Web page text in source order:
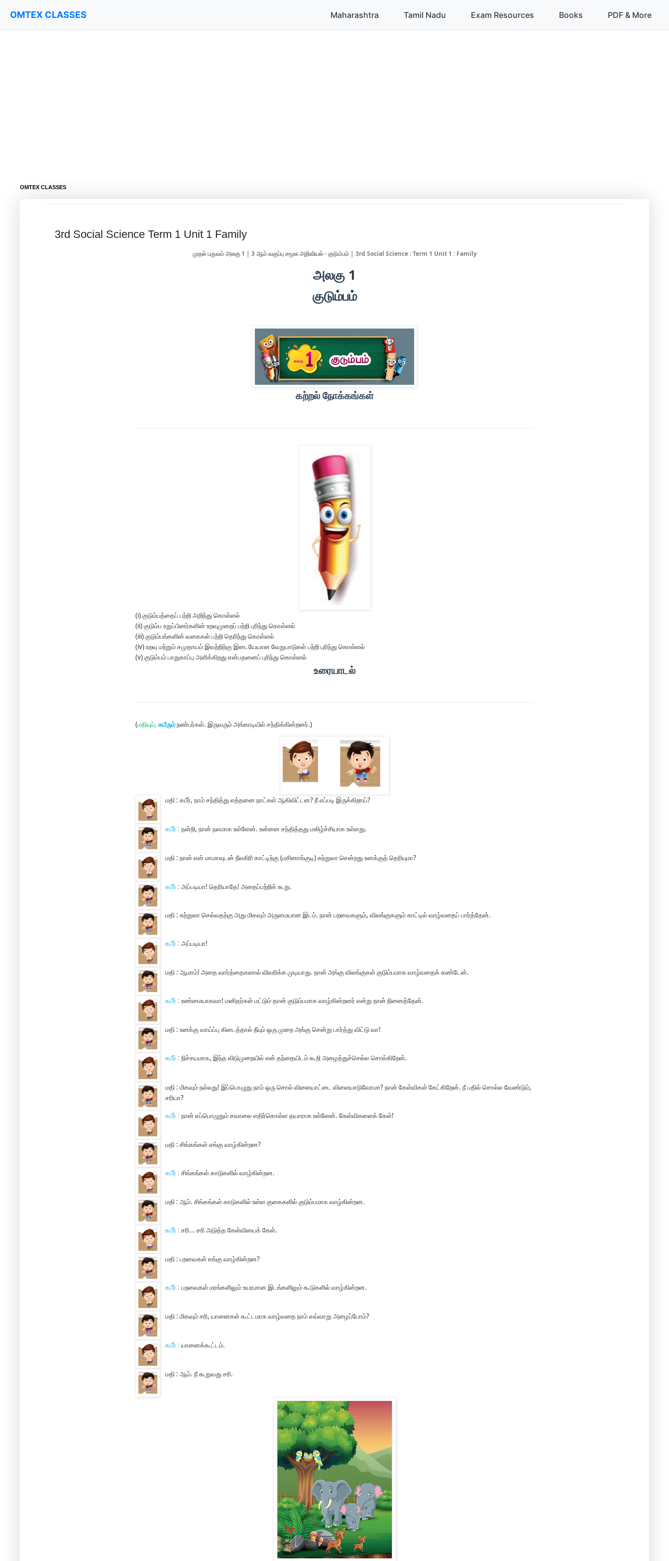
OMTEX CLASSES
OMTEX CLASSES Maharashtra Tamil Nadu Exam Resources Books PDF & More
3rd Social Science Term 1 Unit 1 Family
முதல் பருவம் அலகு 1 | 3 ஆம் வகுப்பு சமூக அறிவியல் - குடும்பம் | 3rd Social Science : Term 1 Unit 1 : Family
அலகு 1
குடும்பம்
கற்றல் நோக்கங்கள்
(i)குடும்பத்தைப் பற்றி அறிந்து கொள்ளல்
(ii)குடும்ப உறுப்பினர்களின் உறவுமுறைப் பற்றி புரிந்து கொள்ளல்
(iii)குடும்பங்களின் வகைகள் பற்றி தெரிந்து கொள்ளல்
(iv)உறவு மற்றும் சமுதாயம் இவற்றிற்கு இடையேயான வேறுபாடுகள் பற்றி புரிந்து கொள்ளல்
(v)குடும்பம் பாதுகாப்பு அளிக்கிறது என்பதனைப் புரிந்து கொள்ளல்
உரையாடல்
(மதியும், கபீரும்நண்பர்கள். இருவரும் அங்காடியில் சந்திக்கின்றனர்.)
மதி : கபீர், நாம் சந்தித்து எத்தனை நாட்கள் ஆகிவிட்டன? நீ எப்படி இருக்கிறாய்?
கபீர் : நன்றி, நான் நலமாக உள்ளேன். உன்னை சந்தித்தது மகிழ்ச்சியாக உள்ளது.
மதி : நான் என் மாமாவுடன் நீலகிரி காட்டிற்கு (மசினாங்குடி) சுற்றுலா சென்றது உனக்குத் தெரியுமா?
கபீர் : அப்படியா! தெரியாதே! அதைப்பற்றிக் கூறு.
மதி : சுற்றுலா செல்வதற்கு அது மிகவும் அருமையான இடம். நான் பறவைகளும், விலங்குகளும் காட்டில் வாழ்வதைப் பார்த்தேன்.
கபீர் : அப்படியா!
மதி : ஆமாம்! அதை வார்த்தைகளால் விவரிக்க முடியாது. நான் அங்கு விலங்குகள் குடும்பமாக வாழ்வதைக் கண்டேன்.
கபீர் : உண்மையாகவா! மனிதர்கள் மட்டும் தான் குடும்பமாக வாழ்கின்றனர் என்று நான் நினைத்தேன்.
மதி : உனக்கு வாய்ப்பு கிடைத்தால் நீயும் ஒரு முறை அங்கு சென்று பார்த்து விட்டு வா!
கபீர் : நிச்சயமாக, இந்த விடுமுறையில் என் தந்தையிடம் கூறி அழைத்துச்செல்ல சொல்கிறேன்.
மதி : மிகவும் நல்லது! இப்பொழுது நாம் ஒரு சொல் விளையாட்டை விளையாடுவோமா? நான் கேள்விகள் கேட்கிறேன். நீ பதில் சொல்ல வேண்டும்,
சரியா?
கபீர் : நான் எப்பொழுதும் சவாலை எதிர்கொள்ள தயாராக உள்ளேன். கேள்விகளைக் கேள்!
மதி : சிங்கங்கள் எங்கு வாழ்கின்றன?
கபீர் : சிங்கங்கள் காடுகளில் வாழ்கின்றன.
மதி : ஆம். சிங்கங்கள் காடுகளில் உள்ள குகைகளில் குடும்பமாக வாழ்கின்றன.
கபீர் : சரி... சரி அடுத்த கேள்வியைக் கேள்.
மதி : பறவைகள் எங்கு வாழ்கின்றன?
கபீர் : பறவைகள் மரங்களிலும் உயரமான இடங்களிலும் கூடுகளில் வாழ்கின்றன.
மதி : மிகவும் சரி, யானைகள் கூட்டமாக வாழ்வதை நாம் எவ்வாறு அழைப்போம்?
கபீர் : யானைக்கூட்டம்.
மதி : ஆம். நீ கூறுவது சரி.